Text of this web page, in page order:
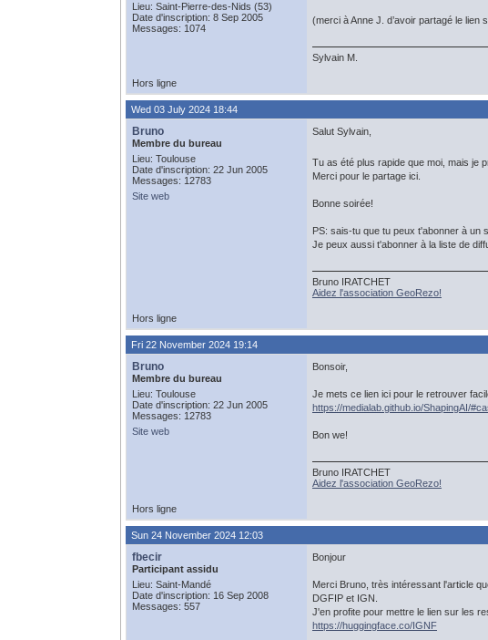
Lieu: Saint-Pierre-des-Nids (53)
Date d'inscription: 8 Sep 2005
Messages: 1074
(merci à Anne J. d’avoir partagé le lien
Sylvain M.
Hors ligne
Wed 03 July 2024 18:44
Bruno
Membre du bureau
Lieu: Toulouse
Date d'inscription: 22 Jun 2005
Messages: 12783
Site web
Salut Sylvain,
Tu as été plus rapide que moi, mais je
Merci pour le partage ici.
Bonne soirée!
PS: sais-tu que tu peux t'abonner à un
Je peux aussi t'abonner à la liste de
Bruno IRATCHET
Aidez l'association GeoRezo!
Hors ligne
Fri 22 November 2024 19:14
Bruno
Membre du bureau
Lieu: Toulouse
Date d'inscription: 22 Jun 2005
Messages: 12783
Site web
Bonsoir,
Je mets ce lien ici pour le retrouver
https://medialab.github.io/ShapingAI/
Bon we!
Bruno IRATCHET
Aidez l'association GeoRezo!
Hors ligne
Sun 24 November 2024 12:03
fbecir
Participant assidu
Lieu: Saint-Mandé
Date d'inscription: 16 Sep 2008
Messages: 557
Bonjour
Merci Bruno, très intéressant l'article
DGFIP et IGN.
J'en profite pour mettre le lien sur les
https://huggingface.co/IGNF